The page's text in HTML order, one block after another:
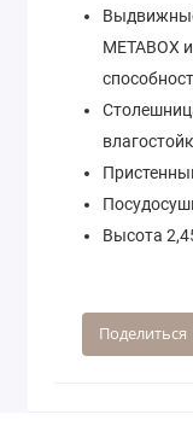
МЕТАBOX
Высота
Поделиться